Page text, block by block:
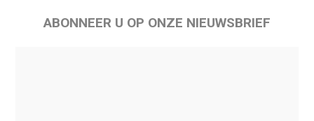
ABONNEER U OP ONZE NIEUWSBRIEF